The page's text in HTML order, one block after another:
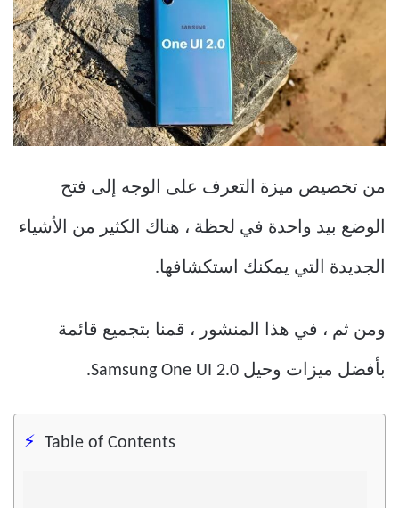
من تخصيص ميزة التعرف على الوجه إلى فتح
الوضع بيد واحدة في لحظة ، هناك الكثير من الأشياء
الجديدة التي يمكنك استكشافها.
ومن ثم ، في هذا المنشور ، قمنا بتجميع قائمة
بأفضل ميزات وحيل Samsung One UI 2.0.
Table of Contents